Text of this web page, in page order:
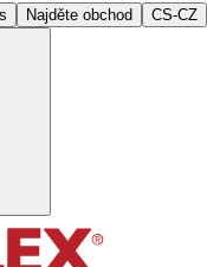
Najděte obchod CS-CZ